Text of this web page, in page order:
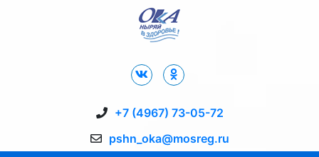
+7 (4967) 73-05-72
pshn_oka@mosreg.ru